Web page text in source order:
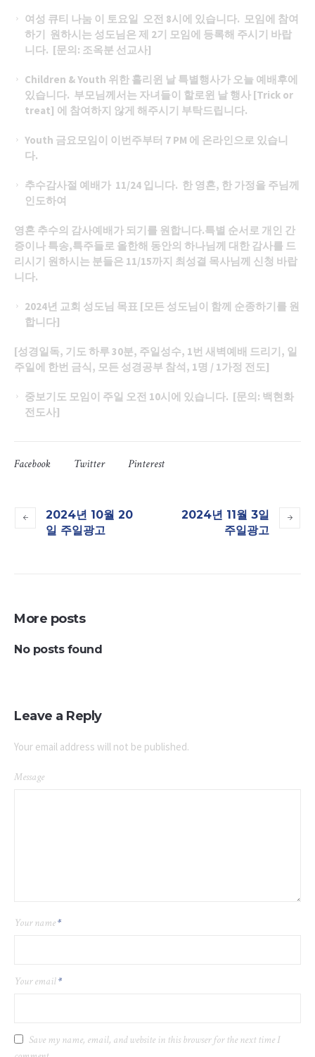
여성 큐티 나눔 이 토요일 오전 8시에 있습니다. 모임에 참여
하기 원하시는 성도님은 제 2기 모임에 등록해 주시기 바랍
니다. [문의: 조옥분 선교사]
Children & Youth 위한 홀리윈 날 특별행사가 오늘 예배후에
있습니다. 부모님께서는 자녀들이 할로윈 날 행사 [Trick or
treat] 에 참여하지 않게 해주시기 부탁드립니다.
Youth 금요모임이 이번주부터 7 PM 에 온라인으로 있습니
다.
추수감사절 예배가 11/24 입니다. 한 영혼, 한 가정을 주님께
인도하여
영혼 추수의 감사예배가 되기를 원합니다.특별 순서로 개인 간
증이나 특송,특주들로 올한해 동안의 하나님께 대한 감사를 드
리시기 원하시는 분들은 11/15까지 최성결 목사님께 신청 바랍
니다.
2024년 교회 성도님 목표 [모든 성도님이 함께 순종하기를 원
합니다]
[성경일독, 기도 하루30분, 주일성수, 1번 새벽예배 드리기, 일
주일에 한번 금식, 모든 성경공부 참석, 1명 / 1가정 전도]
중보기도 모임이 주일 오전 10시에 있습니다. [문의: 백현화
전도사]
Facebook Twitter Pinterest
2024년 10월 20
일 주일광고
2024년 11월 3일
주일광고
More posts
No posts found
Leave a Reply
Your email address will not be published.
Message
Your name*
Your email*
Save my name, email, and website in this browser for the next time I